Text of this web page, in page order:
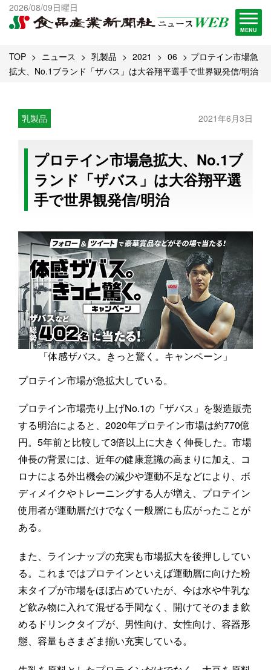
2026/08/09日曜日
MENU
出版物一覧へ
試読・購読申し込み
TOP ニュース 乳製品 2021 06
プロテイン市場急
拡大、No.1ブランド「ザバス」は大谷翔平選手で世界観発信/明治
乳製品 2021年6月3日
プロテイン市場急拡大、No.1ブ
ランド「ザバス」は大谷翔平選
手で世界観発信/明治
「体感ザバス。きっと驚く。キャンペーン」
プロテイン市場が急拡大している。
プロテイン市場売り上げNo.1の「ザバス」を製造販売
する明治によると、2020年プロテイン市場は約770億
円。5年前と比較して3倍以上に大きく伸長した。市場
伸長の背景には、近年の健康意識の高まりに加え、コ
ロナによる外出機会の減少や運動不足などにより、ボ
ディメイクやトレーニングする人が増え、プロテイン
使用者が運動層だけでなく一般層にも広がったことが
ある。
また、ラインナップの充実も市場拡大を後押ししてい
る。これまではプロテインといえば運動層に向けた粉
末タイプが市場をほぼ占めていたが、今は水や牛乳な
ど飲み物に入れて混ぜる手間なく、開けてそのまま飲
めるドリンクタイプが、男性向け、女性向け、容器形
態、容量もさまざま揃い充実している。